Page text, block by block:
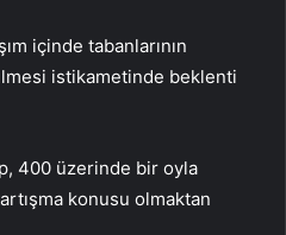
içinde tabanlarının
istikametinde beklenti
400 üzerinde bir oyla
konusu olmaktan